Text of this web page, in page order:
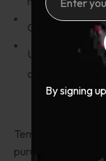
By signing
Odio fames at
Ullamcorper
congue ipsum.
Tempor tincidunt
purus in magna.